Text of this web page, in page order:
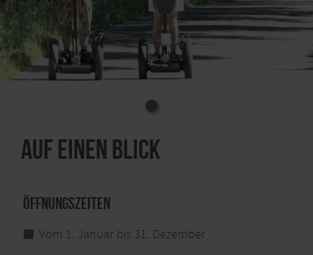
Auf einen Blick
Öffnungszeiten
Vom 1. Januar bis 31. Dezember